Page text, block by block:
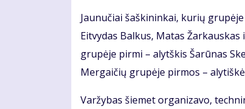
Jaunučiai šaškininkai, kurių
Eitvydas Balkus, Matas
grupėje pirmi – alytškis Šarūnas
Mergaičių grupėje pirmos –
Varžybas šiemet organizavo,